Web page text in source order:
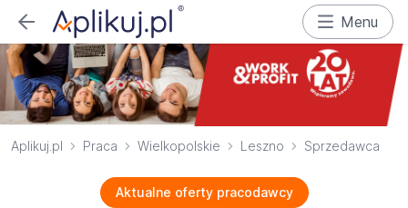
Menu
Aplikuj.pl Praca Wielkopolskie Leszno Sprzedawca
Aktualne oferty pracodawcy